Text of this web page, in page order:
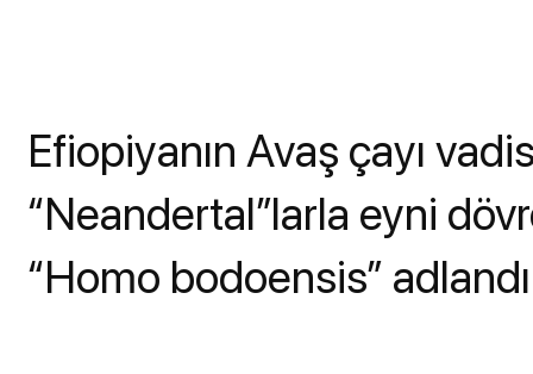
Efiopiyanın Avaş çayı
“Neandertal”larla eyni
“Homo bodoensis”